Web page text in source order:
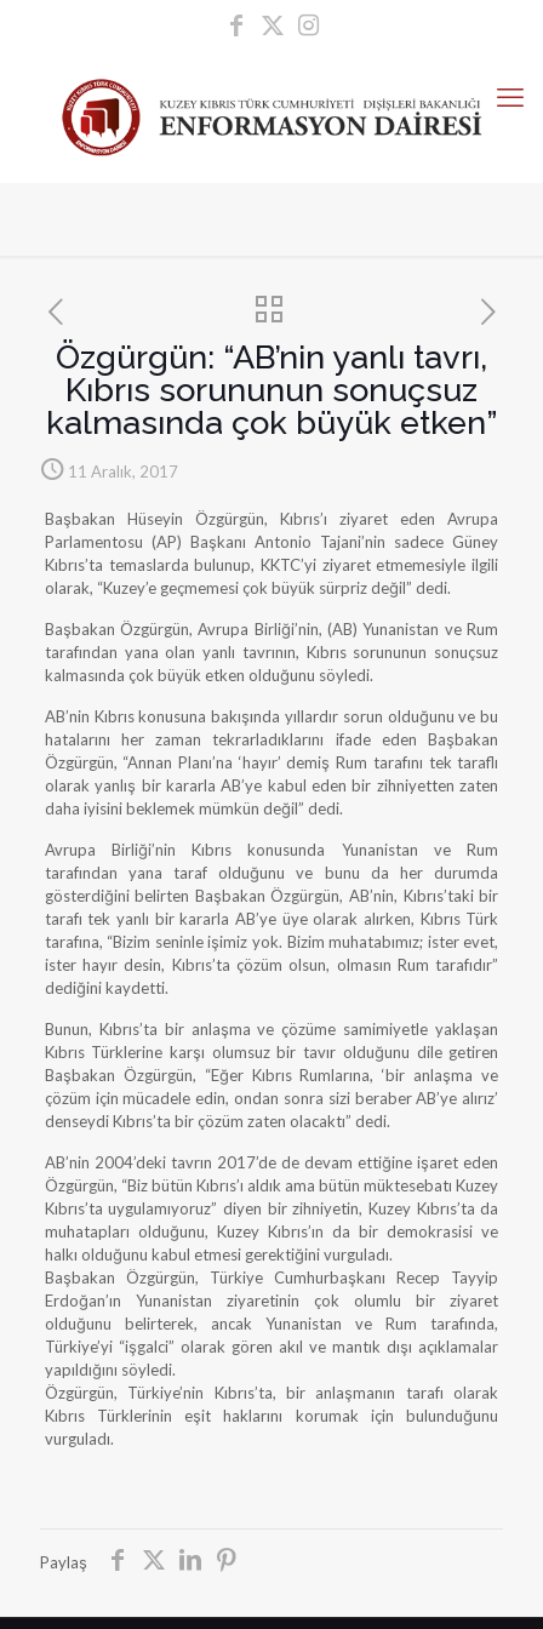
Özgürgün: “AB’nin yanlı tavrı,
Kıbrıs sorununun sonuçsuz
kalmasında çok büyük etken”
11 Aralık, 2017
Başbakan Hüseyin Özgürgün, Kıbrıs’ı ziyaret eden Avrupa
Parlamentosu (AP) Başkanı Antonio Tajani’nin sadece Güney
Kıbrıs’ta temaslarda bulunup, KKTC’yi ziyaret etmemesiyle ilgili
olarak, “Kuzey’e geçmemesi çok büyük sürpriz değil” dedi.
Başbakan Özgürgün, Avrupa Birliği’nin, (AB) Yunanistan ve Rum
tarafından yana olan yanlı tavrının, Kıbrıs sorununun sonuçsuz
kalmasında çok büyük etken olduğunu söyledi.
AB’nin Kıbrıs konusuna bakışında yıllardır sorun olduğunu ve bu
hatalarını her zaman tekrarladıklarını ifade eden Başbakan
Özgürgün, “Annan Planı’na ‘hayır’ demiş Rum tarafını tek taraflı
olarak yanlış bir kararla AB’ye kabul eden bir zihniyetten zaten
daha iyisini beklemek mümkün değil” dedi.
Avrupa Birliği’nin Kıbrıs konusunda Yunanistan ve Rum
tarafından yana taraf olduğunu ve bunu da her durumda
gösterdiğini belirten Başbakan Özgürgün, AB’nin, Kıbrıs’taki bir
tarafı tek yanlı bir kararla AB’ye üye olarak alırken, Kıbrıs Türk
tarafına, “Bizim seninle işimiz yok. Bizim muhatabımız; ister evet,
ister hayır desin, Kıbrıs’ta çözüm olsun, olmasın Rum tarafıdır”
dediğini kaydetti.
Bunun, Kıbrıs’ta bir anlaşma ve çözüme samimiyetle yaklaşan
Kıbrıs Türklerine karşı olumsuz bir tavır olduğunu dile getiren
Başbakan Özgürgün, “Eğer Kıbrıs Rumlarına, ‘bir anlaşma ve
çözüm için mücadele edin, ondan sonra sizi beraber AB’ye alırız’
denseydi Kıbrıs’ta bir çözüm zaten olacaktı” dedi.
AB’nin 2004’deki tavrın 2017’de de devam ettiğine işaret eden
Özgürgün, “Biz bütün Kıbrıs’ı aldık ama bütün müktesebatı Kuzey
Kıbrıs’ta uygulamıyoruz” diyen bir zihniyetin, Kuzey Kıbrıs’ta da
muhatapları olduğunu, Kuzey Kıbrıs’ın da bir demokrasisi ve
halkı olduğunu kabul etmesi gerektiğini vurguladı.
Başbakan Özgürgün, Türkiye Cumhurbaşkanı Recep Tayyip
Erdoğan’ın Yunanistan ziyaretinin çok olumlu bir ziyaret
olduğunu belirterek, ancak Yunanistan ve Rum tarafında,
Türkiye’yi “işgalci” olarak gören akıl ve mantık dışı açıklamalar
yapıldığını söyledi.
Özgürgün, Türkiye’nin Kıbrıs’ta, bir anlaşmanın tarafı olarak
Kıbrıs Türklerinin eşit haklarını korumak için bulunduğunu
vurguladı.
Paylaş